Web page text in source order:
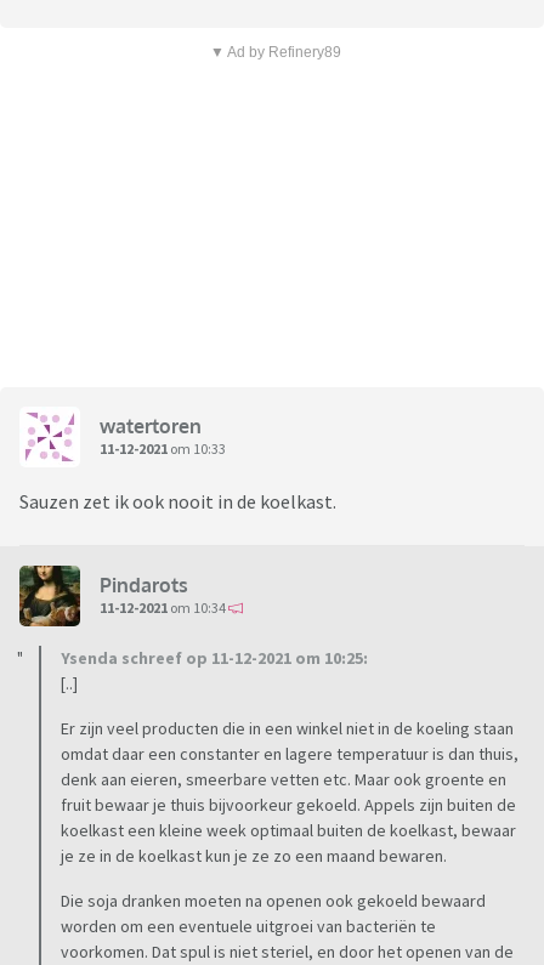
▼ Ad by Refinery89
watertoren
11-12-2021 om 10:33
Sauzen zet ik ook nooit in de koelkast.
Pindarots
11-12-2021 om 10:34
Ysenda schreef op 11-12-2021 om 10:25:
[..]
Er zijn veel producten die in een winkel niet in de koeling staan
omdat daar een constanter en lagere temperatuur is dan thuis,
denk aan eieren, smeerbare vetten etc. Maar ook groente en
fruit bewaar je thuis bijvoorkeur gekoeld. Appels zijn buiten de
koelkast een kleine week optimaal buiten de koelkast, bewaar
je ze in de koelkast kun je ze zo een maand bewaren.
Die soja dranken moeten na openen ook gekoeld bewaard
worden om een eventuele uitgroei van bacteriën te
voorkomen. Dat spul is niet steriel, en door het openen van de